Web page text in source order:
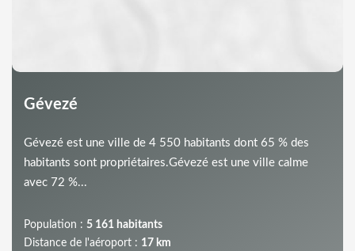
Gévezé
Gévezé est une ville de 4 550 habitants dont 65 % des
habitants sont propriétaires.Gévezé est une ville calme
avec 72 %...
Population : 5 161 habitants
Distance de l'aéroport : 17 km